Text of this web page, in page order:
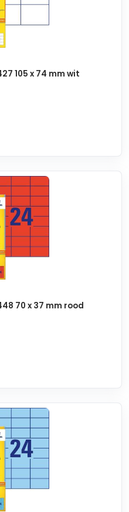
105 x 74 mm wit
70 x 37 mm rood